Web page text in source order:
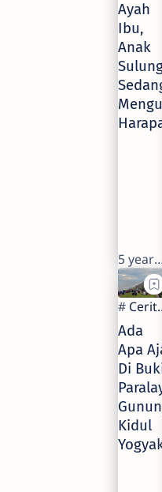
Ayah
Ibu,
Anak
5
Ada
Apa
Di
Kidul